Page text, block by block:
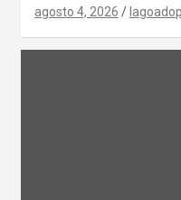
agosto 4, 2026